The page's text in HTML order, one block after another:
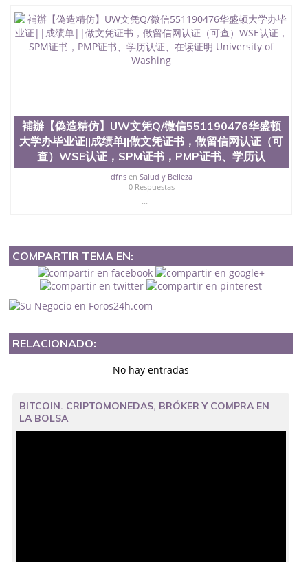
補辦【偽造精仿】UW文凭Q/微信551190476华盛顿
大学办毕业证||成绩单||做文凭证书，做留信网认证（可
查）WSE认证，SPM证书，PMP证书、学历认
dfnsen Salud y Belleza
0 Respuestas
...
COMPARTIR TEMA EN:
RELACIONADO:
No hay entradas
BITCOIN. CRIPTOMONEDAS, BRÓKER Y COMPRA EN
LA BOLSA